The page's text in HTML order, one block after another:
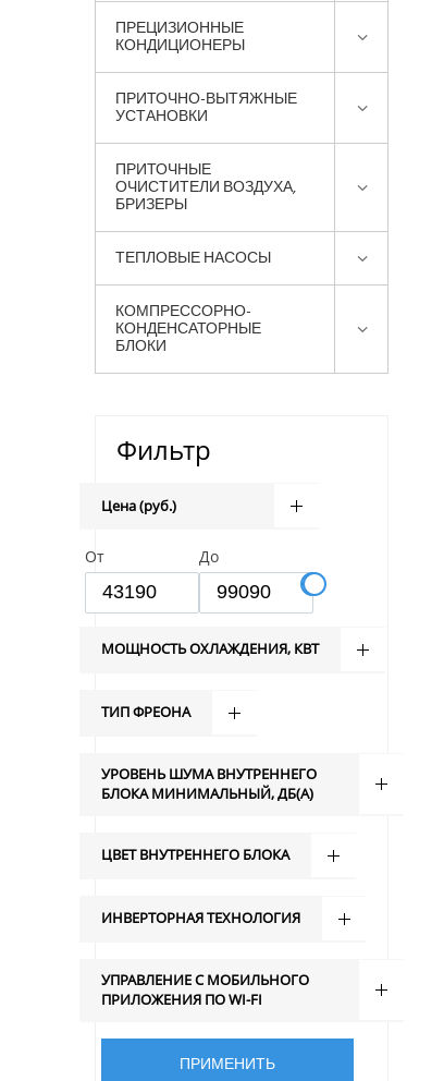
ПРЕЦИЗИОННЫЕ
КОНДИЦИОНЕРЫ
ПРИТОЧНО-ВЫТЯЖНЫЕ
УСТАНОВКИ
ПРИТОЧНЫЕ
ОЧИСТИТЕЛИ ВОЗДУХА,
БРИЗЕРЫ
ТЕПЛОВЫЕ НАСОСЫ
КОМПРЕССОРНО-
КОНДЕНСАТОРНЫЕ
БЛОКИ
Фильтр
Цена (руб.)
От До
МОЩНОСТЬ ОХЛАЖДЕНИЯ, КВТ
ТИП ФРЕОНА
УРОВЕНЬ ШУМА ВНУТРЕННЕГО
БЛОКА МИНИМАЛЬНЫЙ, ДБ(А)
ЦВЕТ ВНУТРЕННЕГО БЛОКА
ИНВЕРТОРНАЯ ТЕХНОЛОГИЯ
УПРАВЛЕНИЕ C МОБИЛЬНОГО
ПРИЛОЖЕНИЯ ПО WI-FI